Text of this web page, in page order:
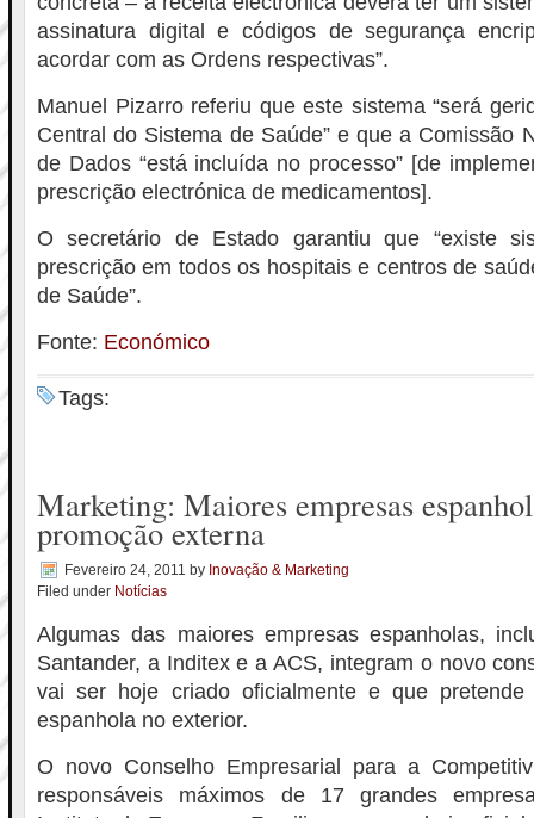
assinatura digital e códigos de segurança
acordar com as Ordens respectivas”.
Manuel Pizarro referiu que este sistema “será
Central do Sistema de Saúde” e que a Comissão
de Dados “está incluída no processo” [de
prescrição electrónica de medicamentos].
O secretário de Estado garantiu que “existe
prescrição em todos os hospitais e centros de
de Saúde”.
Fonte: Económico
Tags:
Marketing: Maiores empresas
promoção externa
Fevereiro 24, 2011 by Inovação & Marketing
Filed under Notícias
Algumas das maiores empresas espanholas,
Santander, a Inditex e a ACS, integram o novo
vai ser hoje criado oficialmente e que pretende
espanhola no exterior.
O novo Conselho Empresarial para a
responsáveis máximos de 17 grandes